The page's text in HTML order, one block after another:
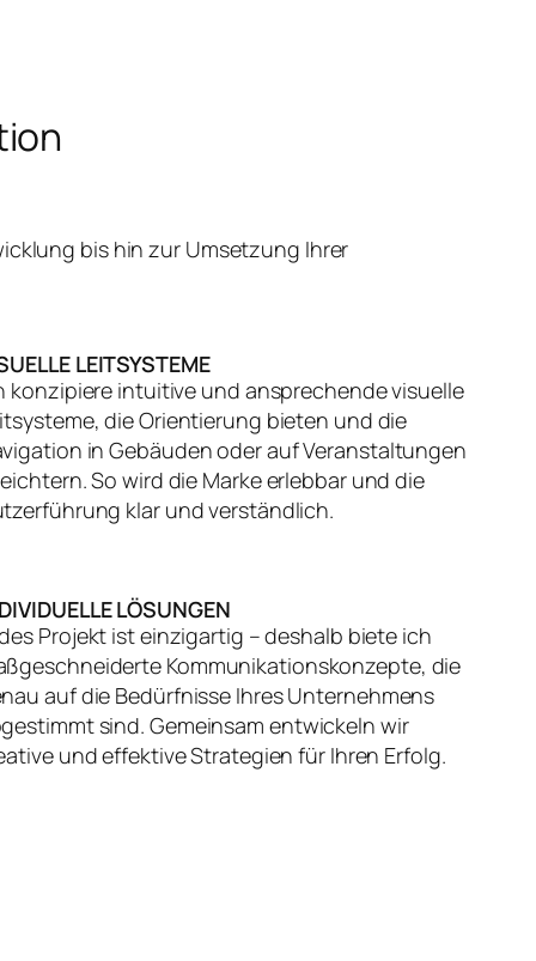
bis hin zur Umsetzung Ihrer
LEITSYSTEME
konzipiere intuitive und ansprechende visuelle
die Orientierung bieten und die
in Gebäuden oder auf Veranstaltungen
So wird die Marke erlebbar und die
klar und verständlich.
LÖSUNGEN
Projekt ist einzigartig – deshalb biete ich
Kommunikationskonzepte, die
auf die Bedürfnisse Ihres Unternehmens
sind. Gemeinsam entwickeln wir
und effektive Strategien für Ihren Erfolg.